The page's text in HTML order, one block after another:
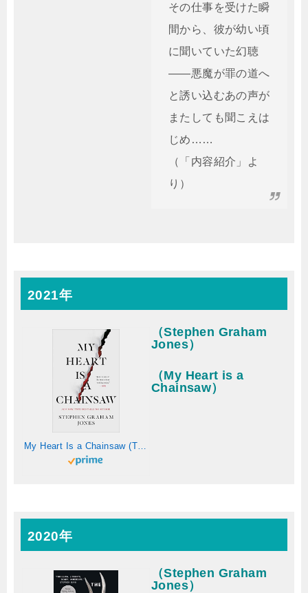
その仕事を受けた瞬
間から、彼が幼い頃
に聞いていた幻聴
――悪魔が罪の道へ
と誘い込むあの声が
またしても聞こえは
じめ……
（「内容紹介」よ
り）
2021年
My Heart Is a Chainsaw (The Indian Lake Trilogy Book 1) (English Edition)
（Stephen Graham
Jones）
（My Heart is a
Chainsaw）
2020年
（Stephen Graham
Jones）